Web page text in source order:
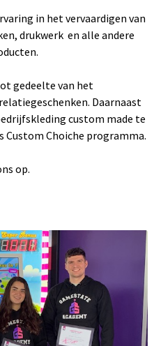
in het vervaardigen van
drukwerk en alle andere
gedeelte van het
Daarnaast
custom made te
Custom Choiche programma.
op.